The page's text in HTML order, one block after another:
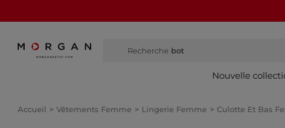
Recherche bottes haute
Nouvelle
Accueil Vêtements Femme Lingerie Femme Culotte Et Bas